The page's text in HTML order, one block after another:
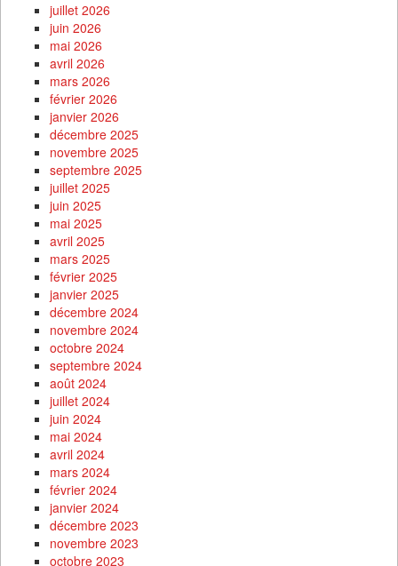
juillet 2026
juin 2026
mai 2026
avril 2026
mars 2026
février 2026
janvier 2026
décembre 2025
novembre 2025
septembre 2025
juillet 2025
juin 2025
mai 2025
avril 2025
mars 2025
février 2025
janvier 2025
décembre 2024
novembre 2024
octobre 2024
septembre 2024
août 2024
juillet 2024
juin 2024
mai 2024
avril 2024
mars 2024
février 2024
janvier 2024
décembre 2023
novembre 2023
octobre 2023